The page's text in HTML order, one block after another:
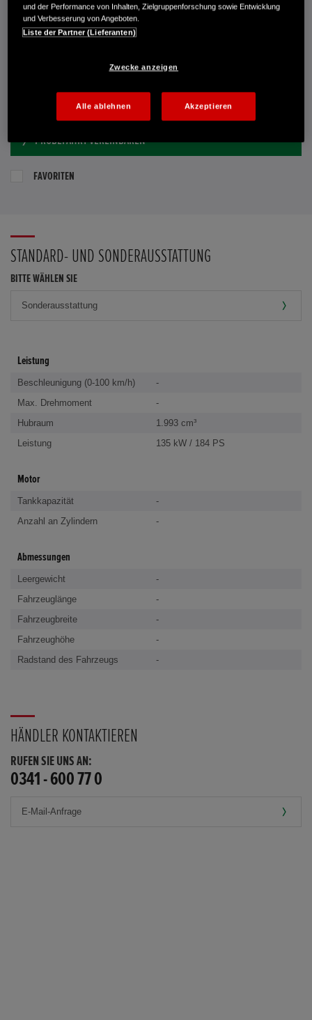
Route planen
Händlerbestand anzeigen
E-MAIL-ANFRAGE
PROBEFAHRT VEREINBAREN
FAVORITEN
STANDARD- UND SONDERAUSSTATTUNG
BITTE WÄHLEN SIE
Leistung
Beschleunigung (0-100 km/h)
-
Max. Drehmoment
-
Hubraum
1.993 cm³
Leistung
135 kW / 184 PS
Motor
Tankkapazität
-
Anzahl an Zylindern
-
Abmessungen
Leergewicht
-
Fahrzeuglänge
-
Fahrzeugbreite
-
Fahrzeughöhe
-
Radstand des Fahrzeugs
-
HÄNDLER KONTAKTIEREN
RUFEN SIE UNS AN:
0341 - 600 77 0
und der Performance von Inhalten, Zielgruppenforschung sowie Entwicklung
und Verbesserung von Angeboten.
Liste der Partner (Lieferanten)
Zwecke anzeigen
Alle ablehnen Akzeptieren